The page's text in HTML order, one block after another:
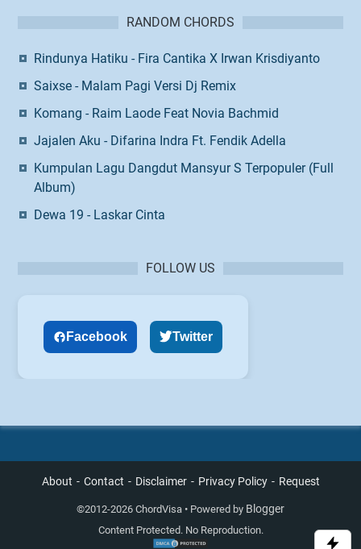
RANDOM CHORDS
Rindunya Hatiku - Fira Cantika X Irwan Krisdiyanto
Saixse - Malam Pagi Versi Dj Remix
Komang - Raim Laode Feat Novia Bachmid
Jajalen Aku - Difarina Indra Ft. Fendik Adella
Kumpulan Lagu Dangdut Mansyur S Terpopuler (Full
Album)
Dewa 19 - Laskar Cinta
FOLLOW US
Facebook Twitter
About Contact Disclaimer Privacy Policy Request
©2012-2026 ChordVisa • Powered by Blogger
Content Protected. No Reproduction.